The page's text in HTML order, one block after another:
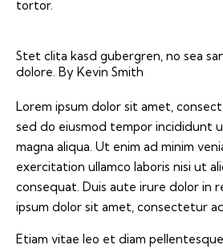
tortor.
Stet clita kasd gubergren, no sea
dolore. By Kevin Smith
Lorem ipsum dolor sit amet,
sed do eiusmod tempor incididunt
magna aliqua. Ut enim ad minim
exercitation ullamco laboris nisi ut
consequat. Duis aute irure dolor in
ipsum dolor sit amet, consectetur
Etiam vitae leo et diam